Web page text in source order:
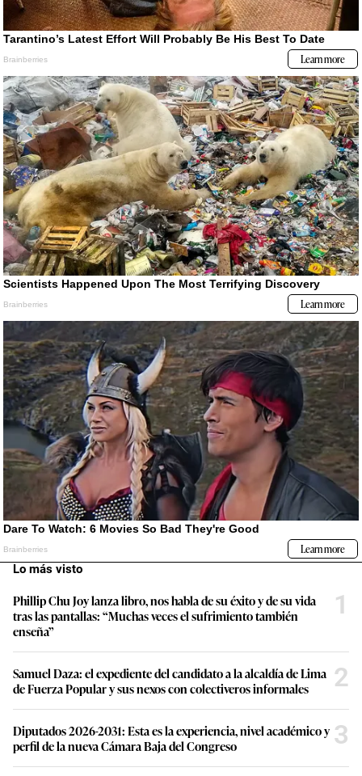
Lo más visto
Phillip Chu Joy lanza libro, nos habla de su éxito y de su vida
tras las pantallas: “Muchas veces el sufrimiento también
enseña”
1
Samuel Daza: el expediente del candidato a la alcaldía de Lima
de Fuerza Popular y sus nexos con colectiveros informales
2
Diputados 2026-2031: Esta es la experiencia, nivel académico y
perfil de la nueva Cámara Baja del Congreso
3